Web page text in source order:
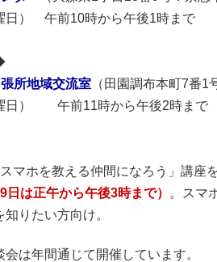
日） 午前10時から午後1時まで
所地域交流室 （田園調布本町7番
日） 午前11時から午後2時まで
スマホを教える仲間になろう」講
9日は正午から午後3時まで）
。スマ
りたい方向け。
は年間通じて開催しています。